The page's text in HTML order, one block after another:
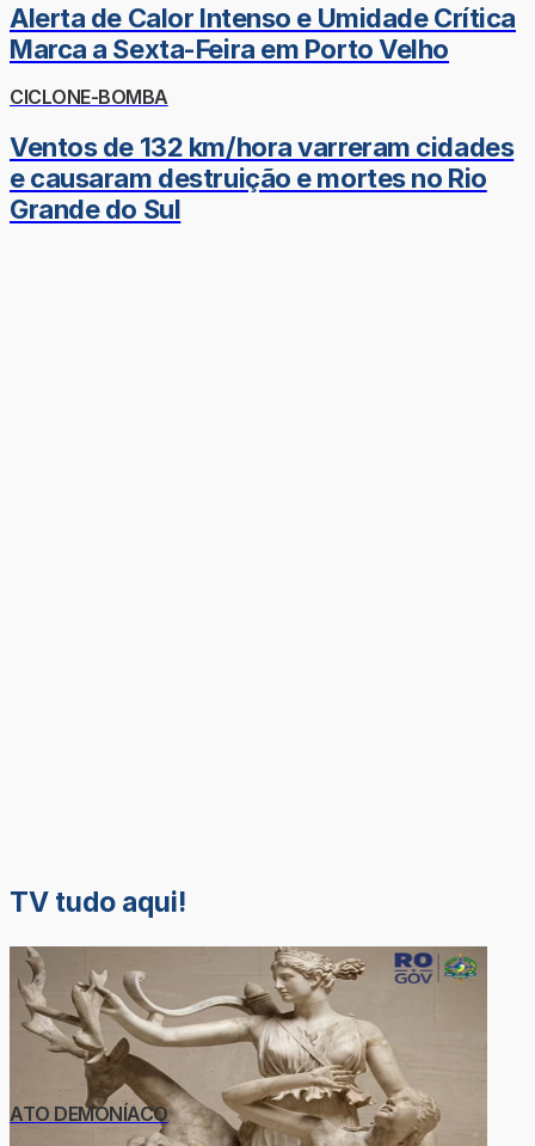
Alerta de Calor Intenso e Umidade Crítica
Marca a Sexta-Feira em Porto Velho
CICLONE-BOMBA
Ventos de 132 km/hora varreram cidades
e causaram destruição e mortes no Rio
Grande do Sul
TV tudo aqui!
ATO DEMONÍACO